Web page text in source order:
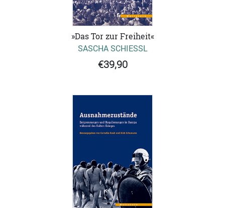
»Das Tor zur Freiheit«
SASCHA SCHIESSL
€39,90